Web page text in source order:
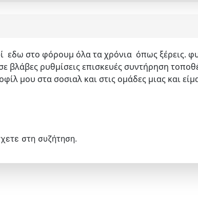
εδω στο φόρουμ όλα τα χρόνια όπως ξέρεις.
βλάβες ρυθμίσεις επισκευές συντήρηση
μου στα σοσιαλ και στις ομάδες μιας και
στη συζήτηση.